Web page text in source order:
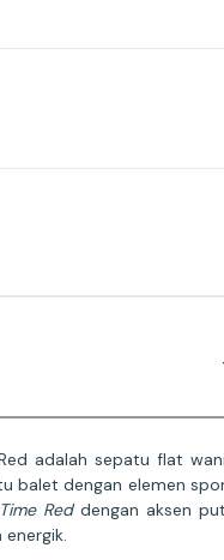
adalah sepatu flat
balet dengan elemen
Reddengan aksen